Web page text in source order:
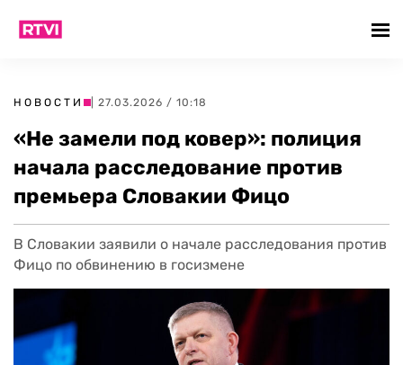
НОВОСТИ | 27.03.2026 / 10:18
«Не замели под ковер»: полиция
начала расследование против
премьера Словакии Фицо
В Словакии заявили о начале расследования против
Фицо по обвинению в госизмене